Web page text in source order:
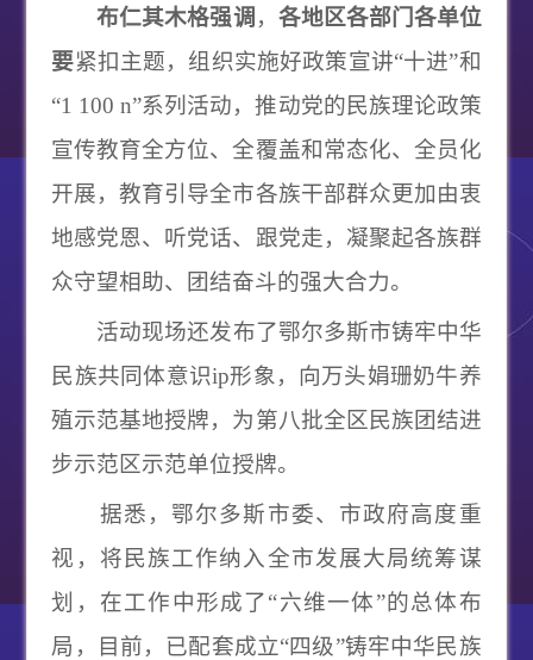
布仁其木格强调 ， 各地区各部门各单位
要紧扣主题，组织实施好政策宣讲“十进”和
“1 100 n”系列活动，推动党的民族理论政策
宣传教育全方位、全覆盖和常态化、全员化
开展，教育引导全市各族干部群众更加由衷
地感党恩、听党话、跟党走，凝聚起各族群
众守望相助、团结奋斗的强大合力。
活动现场还发布了鄂尔多斯市铸牢中华
民族共同体意识ip形象，向万头娟珊奶牛养
殖示范基地授牌，为第八批全区民族团结进
步示范区示范单位授牌。
据悉，鄂尔多斯市委、市政府高度重
视，将民族工作纳入全市发展大局统筹谋
划，在工作中形成了“六维一体”的总体布
局，目前，已配套成立“四级”铸牢中华民族